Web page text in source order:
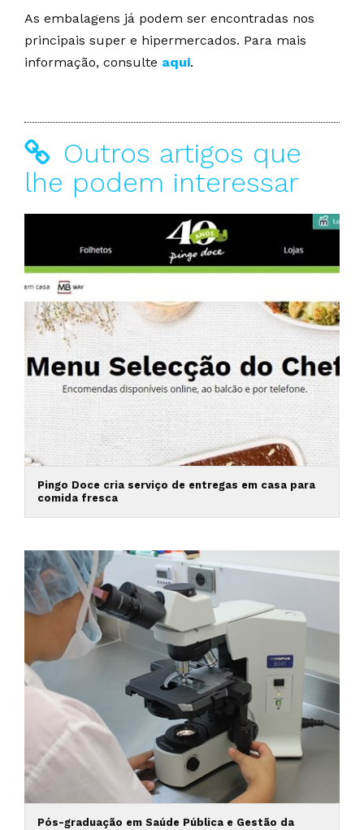
As embalagens já podem ser encontradas nos
principais super e hipermercados. Para mais
informação, consulte aqui.
Outros artigos que
lhe podem interessar
Pingo Doce cria serviço de entregas em casa para
comida fresca
Pós-graduação em Saúde Pública e Gestão da